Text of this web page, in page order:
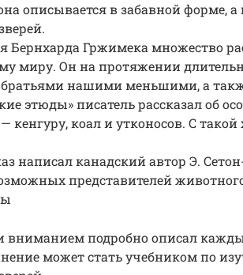
описывается в забавной форме,
Бернхарда Гржимека множество
миру. Он на протяжении
братьями нашими меньшими, а
этюды» писатель рассказал об
кенгуру, коал и утконосов. С
написал канадский автор Э.
представителей
вниманием подробно описал
может стать учебником по